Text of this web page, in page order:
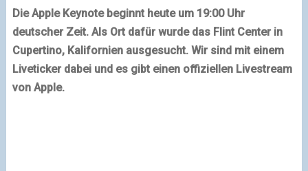
Die Apple Keynote beginnt heute um 19:00 Uhr
deutscher Zeit. Als Ort dafür wurde das Flint Center in
Cupertino, Kalifornien ausgesucht. Wir sind mit einem
Liveticker dabei und es gibt einen offiziellen Livestream
von Apple.